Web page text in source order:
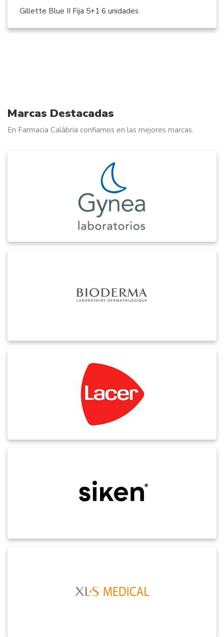
Gillette Blue II Fija 5+1 6 unidades
Marcas Destacadas
En Farmacia Calàbria confiamos en las mejores marcas.